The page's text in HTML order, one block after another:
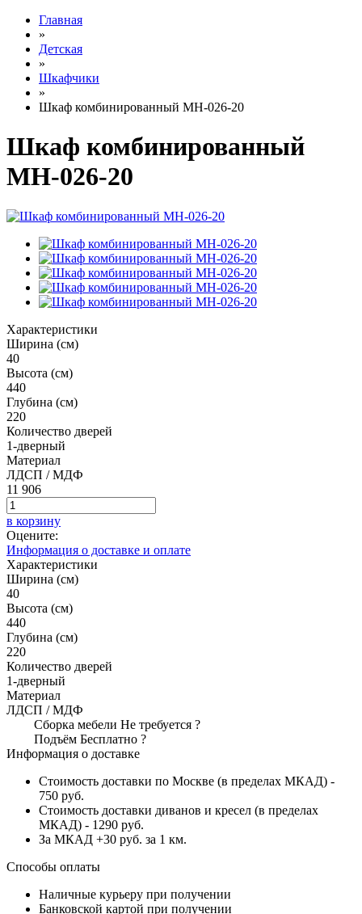
Главная
»
Детская
»
Шкафчики
»
Шкаф комбинированный МН-026-20
Шкаф комбинированный
МН-026-20
Характеристики
Ширина (см)
40
Высота (см)
440
Глубина (см)
220
Количество дверей
1-дверный
Материал
ЛДСП / МДФ
11 906
в корзину
Оцените:
Информация о доставке и оплате
Характеристики
Ширина (см)
40
Высота (см)
440
Глубина (см)
220
Количество дверей
1-дверный
Материал
ЛДСП / МДФ
Сборка мебели Не требуется ?
Подъём Бесплатно ?
Информация о доставке
Стоимость доставки по Москве (в пределах МКАД) -
750 руб.
Стоимость доставки диванов и кресел (в пределах
МКАД) - 1290 руб.
За МКАД +30 руб. за 1 км.
Способы оплаты
Наличные курьеру при получении
Банковской картой при получении